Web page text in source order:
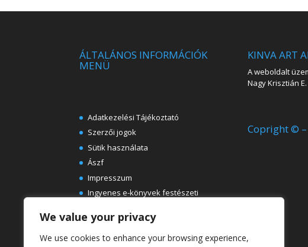
We value your privacy
We use cookies to enhance your browsing experience,
ÁLTALÁNOS INFORMÁCIÓK
MENÜ
Adatkezelési Tájékoztató
Szerzői jogok
Sütik használata
Ászf
Impresszum
Ingyenes e-könyvek festészeti
Rólunk
KINVA ART
A weboldalt
Nagy Krisztián E.
Copright ©